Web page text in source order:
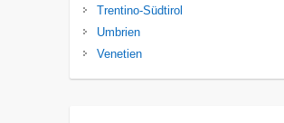
Trentino-Südtirol
Umbrien
Venetien